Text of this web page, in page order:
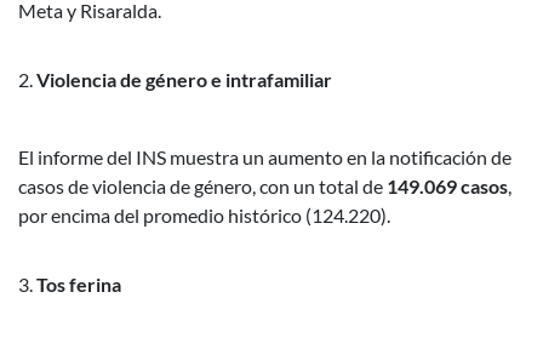
Meta y Risaralda.
Violencia de género e intrafamiliar
El informe del INS muestra un aumento en la notificación de
casos de violencia de género, con un total de 149.069 casos
por encima del promedio histórico (124.220).
Tos ferina